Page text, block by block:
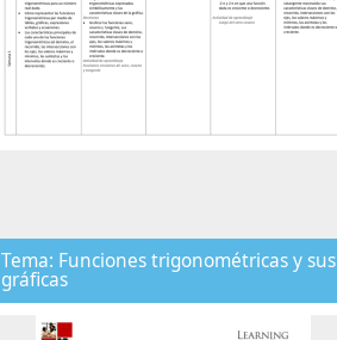
Tema: Funciones trigonométricas y sus
gráficas